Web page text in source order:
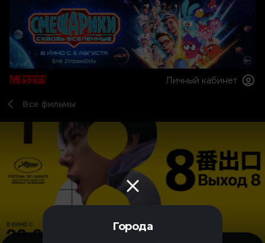
Города
Личный кабинет
Все фильмы